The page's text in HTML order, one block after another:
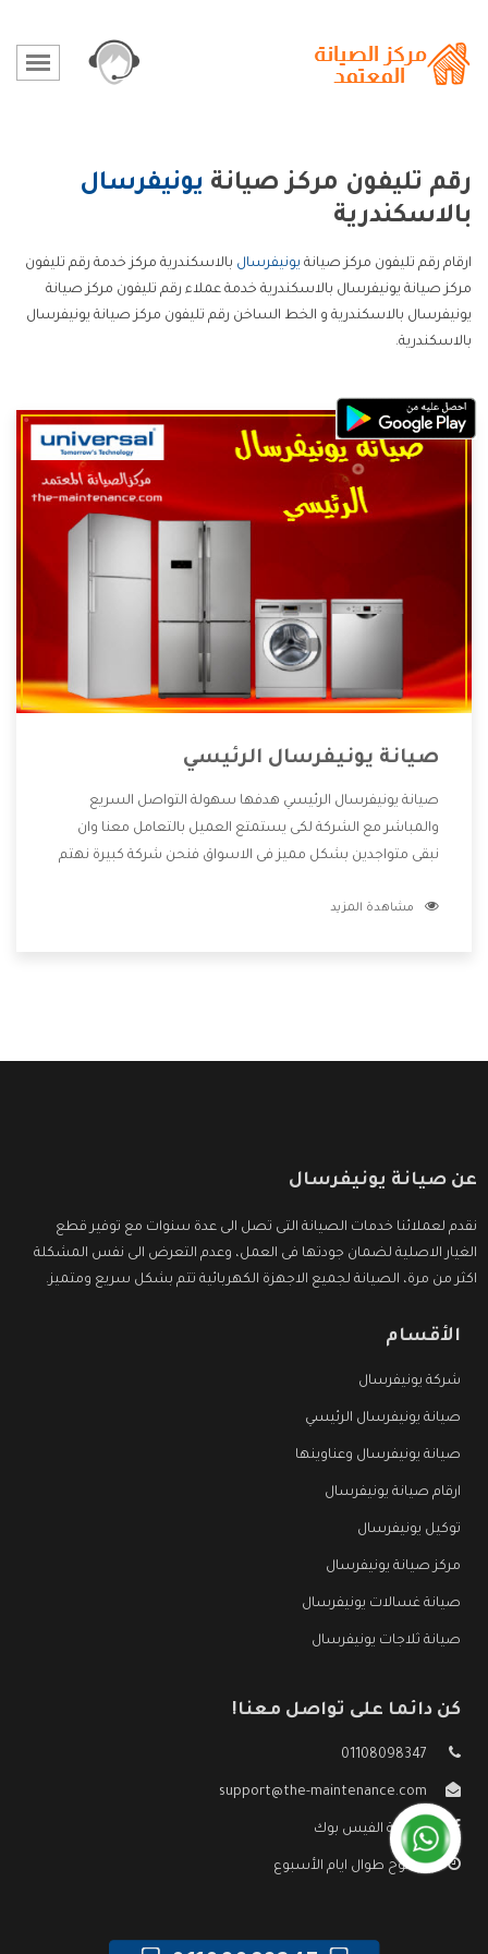
رقم تليفون مركز صيانة يونيفرسال
بالاسكندرية
ارقام رقم تليفون مركز صيانة يونيفرسال بالاسكندرية مركز خدمة رقم تليفون
مركز صيانة يونيفرسال بالاسكندرية خدمة عملاء رقم تليفون مركز صيانة
يونيفرسال بالاسكندرية و الخط الساخن رقم تليفون مركز صيانة يونيفرسال
بالاسكندرية.
صيانة يونيفرسال الرئيسي
صيانة يونيفرسال الرئيسي هدفها سهولة التواصل السريع
والمباشر مع الشركة لكى يستمتع العميل بالتعامل معنا وان
نبقى متواجدين بشكل مميز فى الاسواق فنحن شركة كبيرة نهتم
الشركة بها والتى تكون منها خدمة الصيانة التى تكون من أهم
مشاهدة المزيد
عن صيانة يونيفرسال
نقدم لعملائنا خدمات الصيانة التى تصل الى عدة سنوات مع توفير قطع
الغيار الاصلية لضمان جودتها فى العمل، وعدم التعرض الى نفس المشكلة
اكثر من مرة، الصيانة لجميع الاجهزة الكهربائية تتم بشكل سريع ومتميز.
الأقسام
شركة يونيفرسال
صيانة يونيفرسال الرئيسي
صيانة يونيفرسال وعناوينها
ارقام صيانة يونيفرسال
توكيل يونيفرسال
مركز صيانة يونيفرسال
صيانة غسالات يونيفرسال
صيانة ثلاجات يونيفرسال
كن دائما على تواصل معنا!
01108098347
support@the-maintenance.com
صفحة الفيس بوك
مفتوح طوال ايام الأسبوع